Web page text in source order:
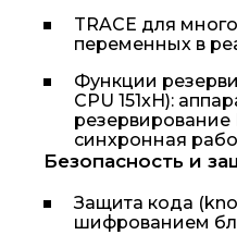
TRACE для
переменных в
Функции
CPU 151xH):
резервирование
синхронная
Безопасность и
Защита кода
шифрованием